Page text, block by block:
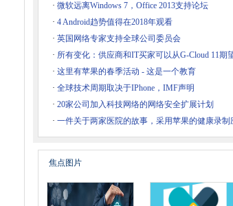
· 微软远离Windows 7，Office 2013支持论坛
· 4 Android趋势值得在2018年观看
· 英国网络专家支持全球公司委员会
· 所有变化：供应商和IT买家可以从G-Cloud 11期
么？
· 这里有苹果的春季活动 - 这是一个教育
· 全球技术周期取决于IPhone，IMF声明
· 20家公司加入科技网络的网络安全扩展计划
· 一件关于两家医院的故事，采用苹果的健康录制
焦点图片